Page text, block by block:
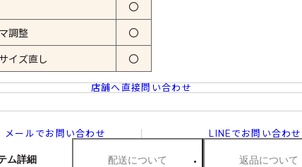
〇
調整 〇
イズ直し 〇
店舗へ直接問い合わせ
メールでお問い合わせ LINEでお問い合わせ
ム詳細 配送について 返品について